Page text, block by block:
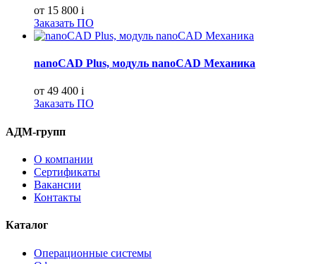
от 15 800 i
Заказать ПО
nanoCAD Plus, модуль nanoCAD Механика
от 49 400 i
Заказать ПО
АДМ-групп
О компании
Сертификаты
Вакансии
Контакты
Каталог
Операционные системы